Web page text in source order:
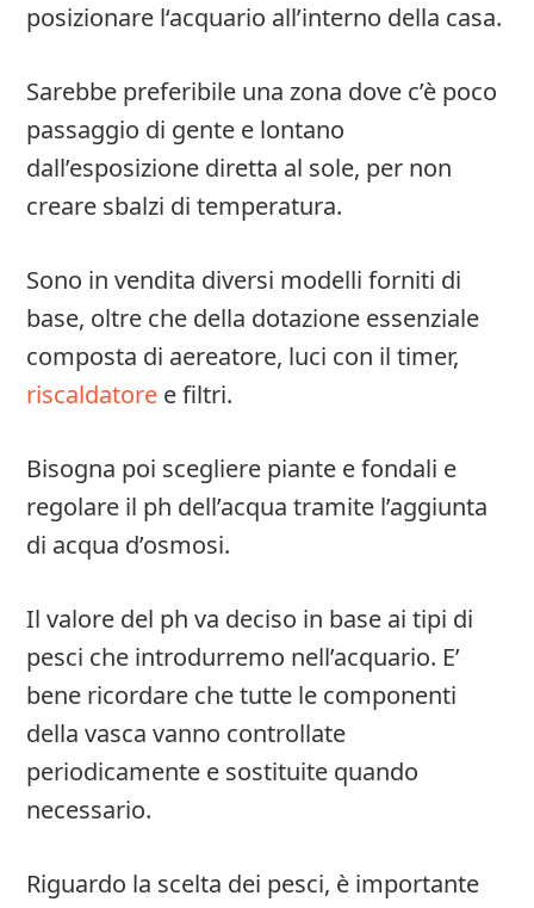
posizionare l‘acquario all’interno della casa.
Sarebbe preferibile una zona dove c’è poco
passaggio di gente e lontano
dall’esposizione diretta al sole, per non
creare sbalzi di temperatura.
Sono in vendita diversi modelli forniti di
base, oltre che della dotazione essenziale
composta di aereatore, luci con il timer,
riscaldatore e filtri.
Bisogna poi scegliere piante e fondali e
regolare il ph dell’acqua tramite l’aggiunta
di acqua d’osmosi.
Il valore del ph va deciso in base ai tipi di
pesci che introdurremo nell’acquario. E’
bene ricordare che tutte le componenti
della vasca vanno controllate
periodicamente e sostituite quando
necessario.
Riguardo la scelta dei pesci, è importante